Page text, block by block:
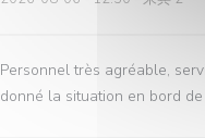
Personnel très agréable,
donné la situation en bord de